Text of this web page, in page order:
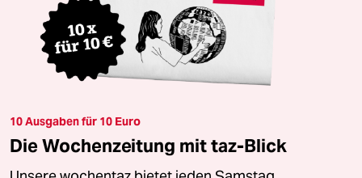
10 Ausgaben für 10 Euro
Die Wochenzeitung mit taz-Blick